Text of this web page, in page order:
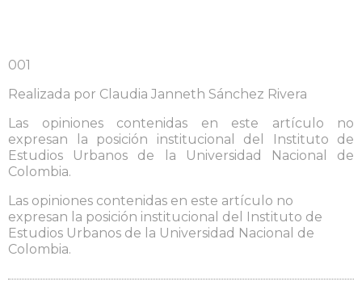
001
Realizada por Claudia Janneth Sánchez Rivera
Las opiniones contenidas en este artículo no
expresan la posición institucional del Instituto de
Estudios Urbanos de la Universidad Nacional de
Colombia.
Las opiniones contenidas en este artículo no
expresan la posición institucional del Instituto de
Estudios Urbanos de la Universidad Nacional de
Colombia.